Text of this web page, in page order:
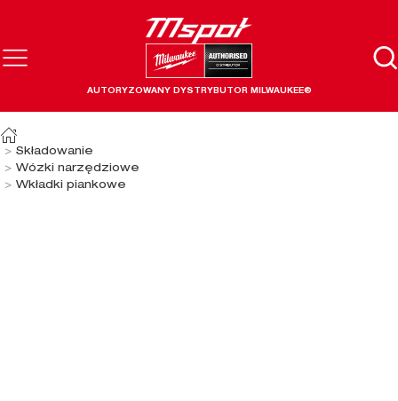
AUTORYZOWANY DYSTRYBUTOR MILWAUKEE®
Składowanie
Wózki narzędziowe
Wkładki piankowe